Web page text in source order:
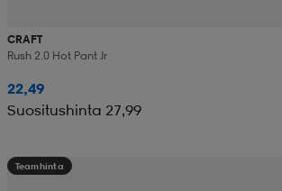
CRAFT
Rush 2.0 Hot Pant Jr
22,49
Suositushinta 27,99
Teamhinta